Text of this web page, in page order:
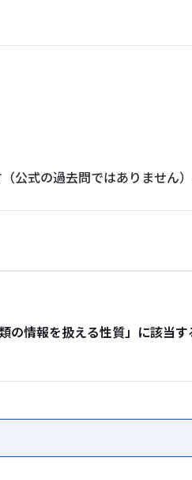
公式の過去問ではありません）
の情報を扱える性質」に該当